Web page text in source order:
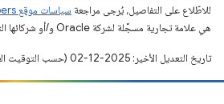
للاطّلاع على التفاصيل، يُرجى مراجعة سياسات موقع Google Developers‏
هي علامة تجارية مسجَّلة لشركة Oracle و/أو شركائها التابعين.
تاريخ التعديل الأخير: 2025-12-02 (حسب التوقيت العالمي المتفَّق عليه)